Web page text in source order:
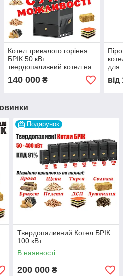
Котел тривалого горіння
БРІК 50 кВт
твердопаливний котел на
піролізний котел
140 000₴
для
від
Подарунок
Твердопаливний Котел БРІК
100 кВт
В наявності
200 000 ₴